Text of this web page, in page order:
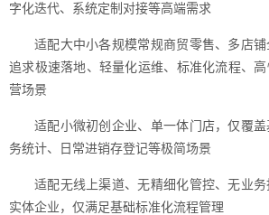
字化迭代、系统定制对接等高端需求
适配大中小各规模常规商贸零售、多店
追求极速落地、轻量化运维、标准化流程、
营场景
适配小微初创企业、单一体门店，仅覆
务统计、日常进销存登记等极简场景
适配无线上渠道、无精细化管控、无业
实体企业，仅满足基础标准化流程管理